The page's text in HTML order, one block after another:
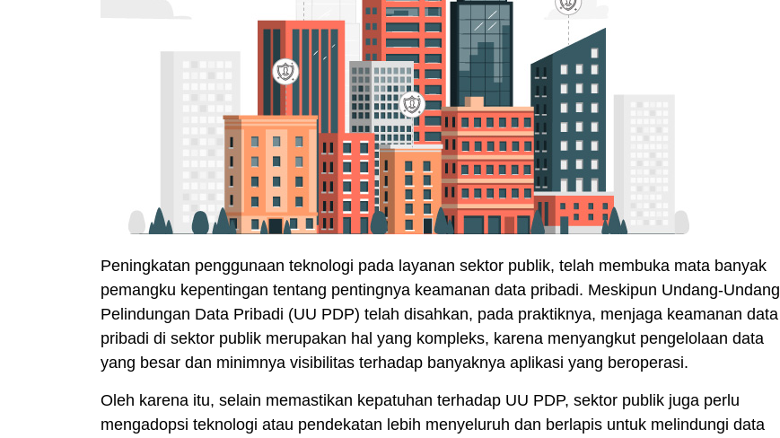
Peningkatan penggunaan teknologi pada layanan sektor publik, telah membuka mata banyak
pemangku kepentingan tentang pentingnya keamanan data pribadi. Meskipun Undang-Undang
Pelindungan Data Pribadi (UU PDP) telah disahkan, pada praktiknya, menjaga keamanan data
pribadi di sektor publik merupakan hal yang kompleks, karena menyangkut pengelolaan data
yang besar dan minimnya visibilitas terhadap banyaknya aplikasi yang beroperasi.
Oleh karena itu, selain memastikan kepatuhan terhadap UU PDP, sektor publik juga perlu
mengadopsi teknologi atau pendekatan lebih menyeluruh dan berlapis untuk melindungi data